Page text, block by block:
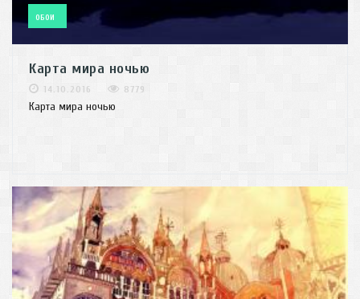
ОБОИ
Карта мира ночью
14.10.2016 8779
Карта мира ночью